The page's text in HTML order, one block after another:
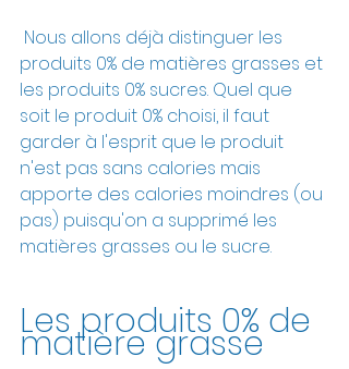
Nous allons déjà distinguer les
produits 0% de matières grasses et
les produits 0% sucres. Quel que
soit le produit 0% choisi, il faut
garder à l'esprit que le produit
n'est pas sans calories mais
apporte des calories moindres (ou
pas) puisqu'on a supprimé les
matières grasses ou le sucre.
Les produits 0% de
matière grasse